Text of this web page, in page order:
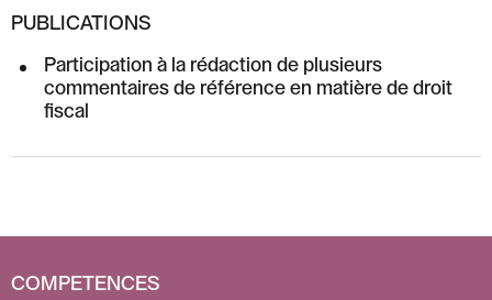
PUBLICATIONS
Participation à la rédaction de plusieurs
commentaires de référence en matière de droit
fiscal
COMPETENCES